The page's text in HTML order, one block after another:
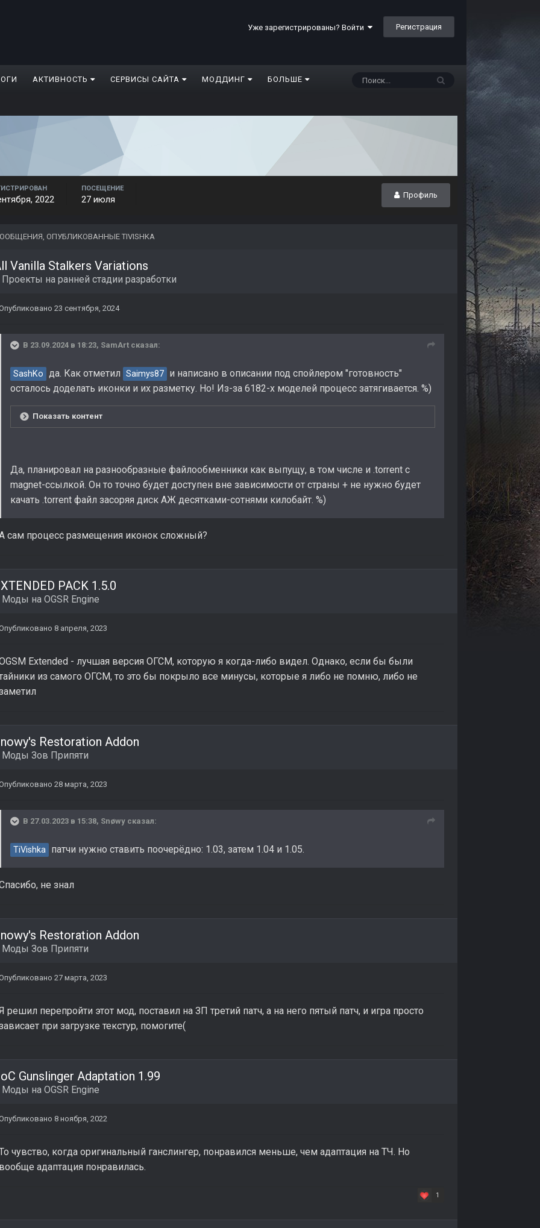
Уже зарегистрированы? Войти Регистрация
АКТИВНОСТЬ СЕРВИСЫ САЙТА МОДДИНГ БОЛЬШЕ
Профиль
2022
ПОСЕЩЕНИЕ
27 июля
ОПУБЛИКОВАННЫЕ TIVISHKA
Vanilla Stalkers Variations
Проекты на ранней стадии разработки
23 сентября, 2024
В 23.09.2024 в 18:23, SamArt сказал:
SashKo да. Как отметил Saimys87 и написано в описании под спойлером "готовность"
осталось доделать иконки и их разметку. Но! Из-за 6182-х моделей процесс затягивается. %)
Показать контент
Да, планировал на разнообразные файлообменники как выпущу, в том числе и .torrent c
magnet-ссылкой. Он то точно будет доступен вне зависимости от страны + не нужно будет
качать .torrent файл засоряя диск АЖ десятками-сотнями килобайт. %)
сам процесс размещения иконок сложный?
PACK 1.5.0
Моды на OGSR Engine
8 апреля, 2023
Extended - лучшая версия ОГСМ, которую я когда-либо видел. Однако, если бы были
из самого ОГСМ, то это бы покрыло все минусы, которые я либо не помню, либо не
Restoration Addon
Моды Зов Припяти
28 марта, 2023
В 27.03.2023 в 15:38, Snøwy сказал:
TiVishka патчи нужно ставить поочерёдно: 1.03, затем 1.04 и 1.05.
не знал
Restoration Addon
Моды Зов Припяти
27 марта, 2023
решил перепройти этот мод, поставил на ЗП третий патч, а на него пятый патч, и игра просто
при загрузке текстур, помогите(
Gunslinger Adaptation 1.99
Моды на OGSR Engine
8 ноября, 2022
чувство, когда оригинальный ганслингер, понравился меньше, чем адаптация на ТЧ. Но
адаптация понравилась.
1